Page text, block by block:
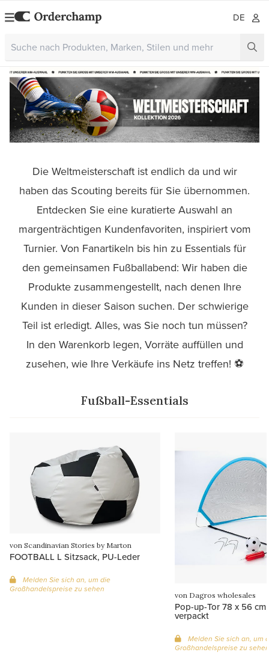
DE
Die Weltmeisterschaft ist endlich da und wir
haben das Scouting bereits für Sie übernommen.
Entdecken Sie eine kuratierte Auswahl an
margenträchtigen Kundenfavoriten, inspiriert vom
Turnier. Von Fanartikeln bis hin zu Essentials für
den gemeinsamen Fußballabend: Wir haben die
Produkte zusammengestellt, nach denen Ihre
Kunden in dieser Saison suchen. Der schwierige
Teil ist erledigt. Alles, was Sie noch tun müssen?
In den Warenkorb legen, Vorräte auffüllen und
zusehen, wie Ihre Verkäufe ins Netz treffen! ⚽
Fußball-Essentials
von Scandinavian Stories by Marton
FOOTBALL L Sitzsack, PU-Leder
Melden Sie sich an, um die
Großhandelspreise zu sehen
von Dagros wholesales
Pop-up-Tor 78 x 56
verpackt
Melden Sie sich an, um
Großhandelspreise zu sehen